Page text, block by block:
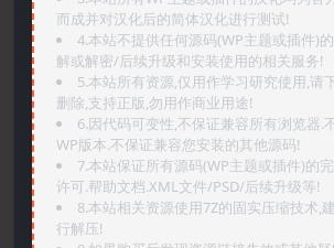
而成并对汉化后的简体汉化进行测试!
4.本站不提供任何源码(WP主题或插件)
解或解密/后续升级和安装使用的相关服务!
5.本站所有资源,仅用作学习研究使用,请
删除,支持正版,勿用作商业用途!
6.因代码可变性,不保证兼容所有浏览器.
WP版本.不保证兼容您安装的其他源码!
7.本站保证所有源码(WP主题或插件)的
许可.帮助文档.XML文件/PSD/后续升级等!
8.本站相关资源使用7Z的固实压缩技术,
行解压!